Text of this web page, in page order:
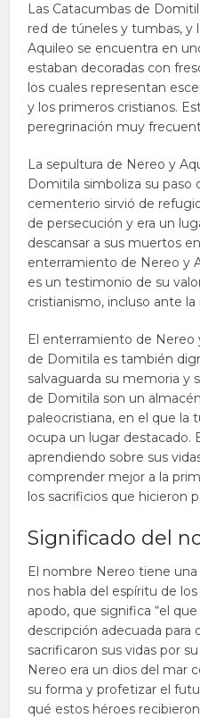
Las Catacumbas de
red de túneles y tumbas, y
Aquileo se encuentra en
estaban decoradas con
los cuales representan
y los primeros cristianos.
peregrinación muy
La sepultura de Nereo y
Domitila simboliza su paso
cementerio sirvió de
de persecución y era un
descansar a sus muertos
enterramiento de Nereo y
es un testimonio de su
cristianismo, incluso ante
El enterramiento de
de Domitila es también
salvaguarda su memoria y
de Domitila son un
paleocristiana, en el que la
ocupa un lugar destacado.
aprendiendo sobre sus
comprender mejor a la
los sacrificios que hicieron
Significado del
El nombre Nereo tiene
nos habla del espíritu de
apodo, que significa “el
descripción adecuada para
sacrificaron sus vidas por
Nereo era un dios del mar
su forma y profetizar el
qué estos héroes